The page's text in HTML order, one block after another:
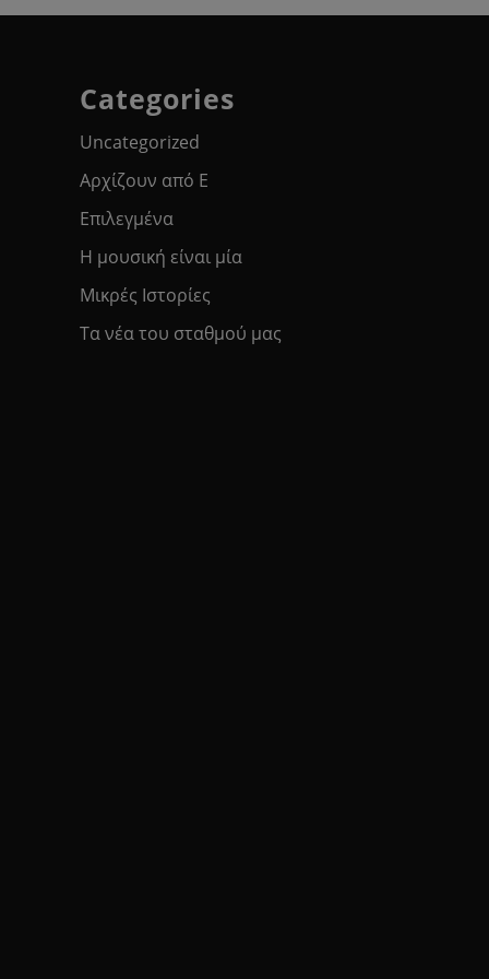
Categories
Uncategorized
Αρχίζουν από Ε
Επιλεγμένα
Η μουσική είναι μία
Μικρές Ιστορίες
Τα νέα του σταθμού μας